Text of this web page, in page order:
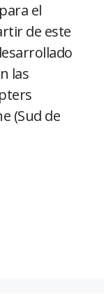
el
de este
las
(Sud de